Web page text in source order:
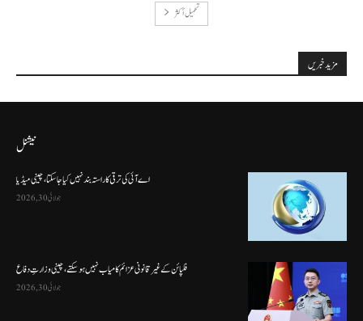
تحميل أكثر
مزید خبریں
نیشنل
اے آئی کی ترقی کا راستہ بند نہیں کیا جا سکتا، چینی میڈیا
جولائی 30, 2026
فلپائن کے غیر قانونی عزائم کامیاب نہیں ہو سکتے ، چینی وزارتِ دفاع
جولائی 30, 2026